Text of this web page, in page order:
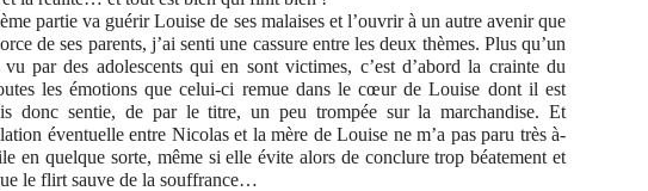
partie va guérir Louise de ses malaises et l’ouvrir à un autre avenir que
de ses parents, j’ai senti une cassure entre les deux thèmes. Plus qu’un
par des adolescents qui en sont victimes, c’est d’abord la crainte du
les émotions que celui-ci remue dans le cœur de Louise dont il est
donc sentie, de par le titre, un peu trompée sur la marchandise. Et
éventuelle entre Nicolas et la mère de Louise ne m’a pas paru très à-
en quelque sorte, même si elle évite alors de conclure trop béatement et
le flirt sauve de la souffrance…